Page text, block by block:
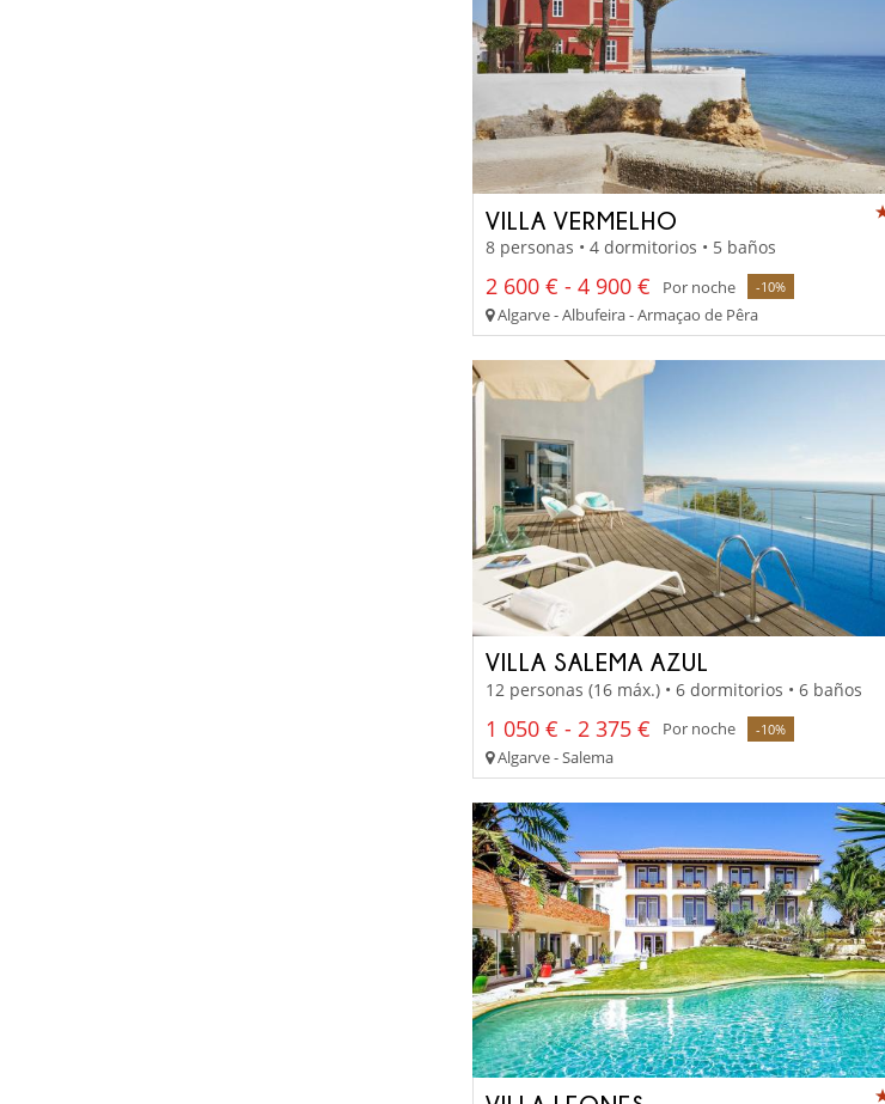
VILLA VERMELHO
8 personas • 4 dormitorios • 5 baños
2 600 € - 4 900 € Por noche -10%
Algarve - Albufeira - Armaçao de Pêra
VILLA SALEMA AZUL
12 personas (16 máx.) • 6 dormitorios • 6 baños
1 050 € - 2 375 € Por noche -10%
Algarve - Salema